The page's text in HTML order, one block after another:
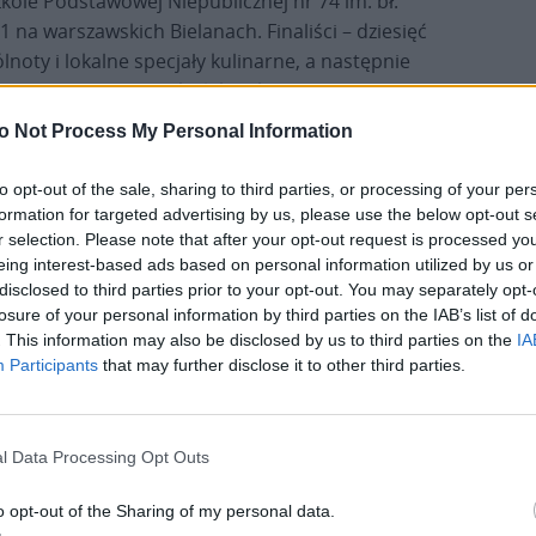
Not Process My Personal Information
opt-out of the sale, sharing to third parties, or processing of your
for targeted advertising by us, please use the below opt-out
selection. Please note that after your opt-out request is processed
interest-based ads based on personal information utilized by us
to third parties prior to your opt-out. You may separately
of your personal information by third parties on the IAB’s list of
This information may also be disclosed by us to third parties on the
Participants that may further disclose it to other third parties.
Data Processing Opt Outs
opt-out of the Sharing of my personal data.
warszawskich Bielanach. Finaliści – dziesięć
i lokalne specjały kulinarne, a następnie
i rzucie piłką lekarską.
jednak najpierw w imieniu organizatorówo.
Informacyjnej.
do Warszawy, często z dalekich stron, i że
nadzieję, że będzie to radosne spotkanie i
i troski o relacje z Panem Bogiem –